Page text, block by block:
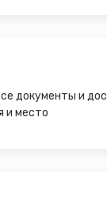
документы и
и место